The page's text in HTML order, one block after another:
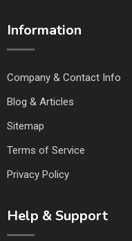
Information
Company & Contact Info
Blog & Articles
Sitemap
Terms of Service
Privacy Policy
Help & Support